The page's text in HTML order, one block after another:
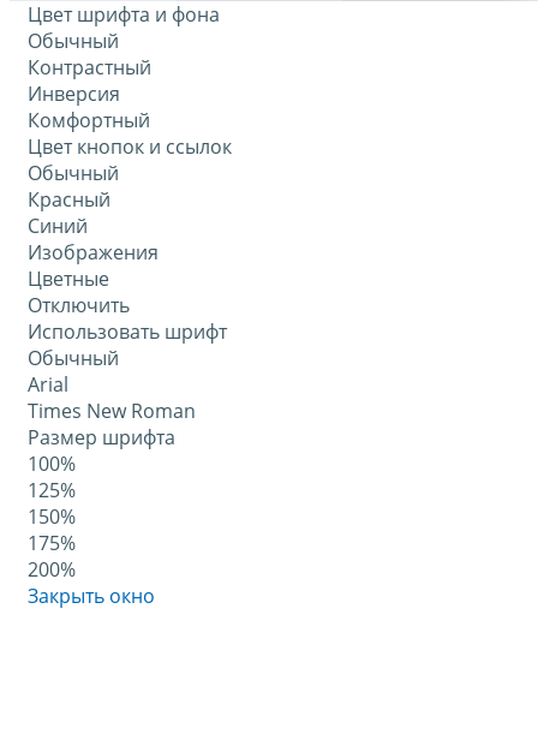
Цвет шрифта и фона
Обычный
Контрастный
Инверсия
Комфортный
Цвет кнопок и ссылок
Обычный
Красный
Синий
Изображения
Цветные
Отключить
Использовать шрифт
Обычный
Arial
Times New Roman
Размер шрифта
100%
125%
150%
175%
200%
Закрыть окно